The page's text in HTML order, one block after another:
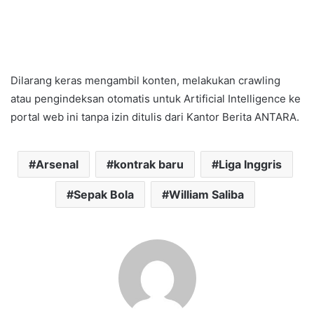
Dilarang keras mengambil konten, melakukan crawling
atau pengindeksan otomatis untuk Artificial Intelligence ke
portal web ini tanpa izin ditulis dari Kantor Berita ANTARA.
Arsenal kontrak baru Liga Inggris
Sepak Bola William Saliba